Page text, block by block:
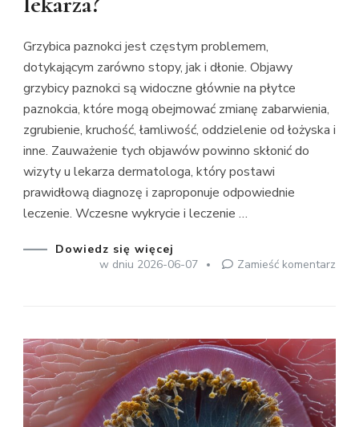
Grzybica paznokci jest częstym problemem,
dotykającym zarówno stopy, jak i dłonie. Objawy
grzybicy paznokci są widoczne głównie na płytce
paznokcia, które mogą obejmować zmianę zabarwienia,
zgrubienie, kruchość, łamliwość, oddzielenie od łożyska i
inne. Zauważenie tych objawów powinno skłonić do
wizyty u lekarza dermatologa, który postawi
prawidłową diagnozę i zaproponuje odpowiednie
leczenie. Wczesne wykrycie i leczenie …
Dowiedz się więcej
w dniu 2026-06-07 Zamieść komentarz
jak
i